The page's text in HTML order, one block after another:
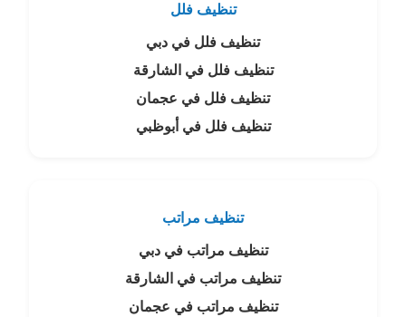
تنظيف فلل
تنظيف فلل في دبي
تنظيف فلل في الشارقة
تنظيف فلل في عجمان
تنظيف فلل في أبوظبي
تنظيف مراتب
تنظيف مراتب في دبي
تنظيف مراتب في الشارقة
تنظيف مراتب في عجمان